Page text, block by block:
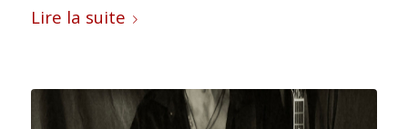
Lire la suite